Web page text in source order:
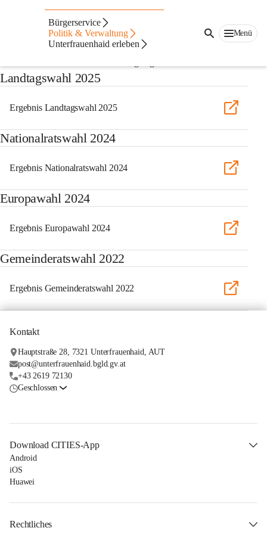
Bürgerservice
Politik & Verwaltung
Unterfrauenhaid erleben
Menü
Wahlen
Landtagswahl 2025
Ergebnis Landtagswahl 2025
Nationalratswahl 2024
Ergebnis Nationalratswahl 2024
Europawahl 2024
Ergebnis Europawahl 2024
Gemeinderatswahl 2022
Ergebnis Gemeinderatswahl 2022
Kontakt
Hauptstraße 28, 7321 Unterfrauenhaid, AUT
post@unterfrauenhaid.bgld.gv.at
+43 2619 72130
Geschlossen
Download CITIES-App
Android
iOS
Huawei
Rechtliches